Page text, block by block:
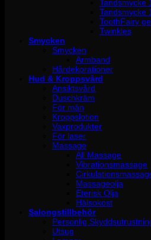
Tandsmycke
Tandsmycke
ToothFairy
Twinkles
Smycken
Smycken
Armband
Hårdekorationer
Hud & Kroppsvård
Ansiktsvård
Duschkräm
För män
Kroppslotion
Vaxprodukter
För laser
Massage
All Massage
Vibrationsmassage
Massageolja
Eterisk Olja
Hälsokost
Salongstillbehör
Personlig
Utsug